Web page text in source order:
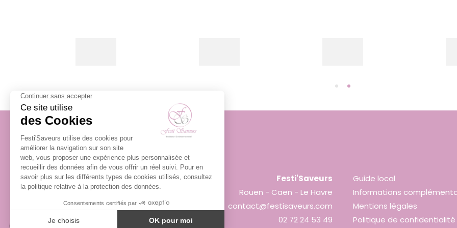
Festi'Saveurs
Rouen - Caen - Le Havre
contact@festisaveurs.com
02 72 24 53 49
Guide local
Informations
Mentions légales
Politique de confidentialité